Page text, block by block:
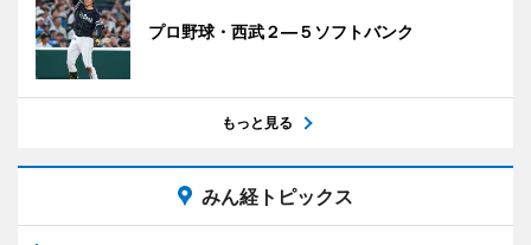
プロ野球・西武２―５ソフトバンク
もっと見る
みん経トピックス